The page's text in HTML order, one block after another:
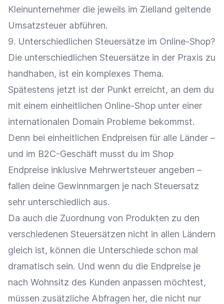
Kleinunternehmer die jeweils im Zielland geltende
Umsatzsteuer abführen.
9. Unterschiedlichen Steuersätze im Online-Shop?
Die unterschiedlichen Steuersätze in der Praxis zu
handhaben, ist ein komplexes Thema.
Spätestens jetzt ist der Punkt erreicht, an dem du
mit einem einheitlichen Online-Shop unter einer
internationalen Domain Probleme bekommst.
Denn bei einheitlichen Endpreisen für alle Länder –
und im B2C-Geschäft musst du im Shop
Endpreise inklusive Mehrwertsteuer angeben –
fallen deine Gewinnmargen je nach Steuersatz
sehr unterschiedlich aus.
Da auch die Zuordnung von Produkten zu den
verschiedenen Steuersätzen nicht in allen Ländern
gleich ist, können die Unterschiede schon mal
dramatisch sein. Und wenn du die Endpreise je
nach Wohnsitz des Kunden anpassen möchtest,
müssen zusätzliche Abfragen her, die nicht nur